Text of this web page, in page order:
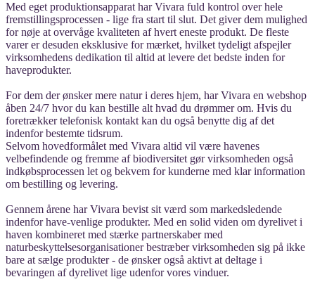
Med eget produktionsapparat har Vivara fuld kontrol over hele
fremstillingsprocessen - lige fra start til slut. Det giver dem mulighed
for nøje at overvåge kvaliteten af hvert eneste produkt. De fleste
varer er desuden eksklusive for mærket, hvilket tydeligt afspejler
virksomhedens dedikation til altid at levere det bedste inden for
haveprodukter.
For dem der ønsker mere natur i deres hjem, har Vivara en webshop
åben 24/7 hvor du kan bestille alt hvad du drømmer om. Hvis du
foretrækker telefonisk kontakt kan du også benytte dig af det
indenfor bestemte tidsrum.
Selvom hovedformålet med Vivara altid vil være havenes
velbefindende og fremme af biodiversitet gør virksomheden også
indkøbsprocessen let og bekvem for kunderne med klar information
om bestilling og levering.
Gennem årene har Vivara bevist sit værd som markedsledende
indenfor have-venlige produkter. Med en solid viden om dyrelivet i
haven kombineret med stærke partnerskaber med
naturbeskyttelsesorganisationer bestræber virksomheden sig på ikke
bare at sælge produkter - de ønsker også aktivt at deltage i
bevaringen af dyrelivet lige udenfor vores vinduer.